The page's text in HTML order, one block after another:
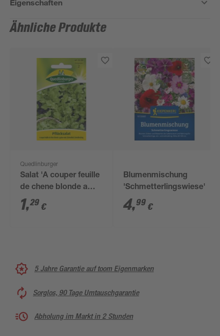
Eigenschaften
Ähnliche Produkte
Quedlinburger
Salat 'A couper feuille
de chene blonde a
graine noire'
1,29 €
Blumenmischung
'Schmetterlingswiese'
4,99 €
5 Jahre Garantie auf toom Eigenmarken
Sorglos, 90 Tage Umtauschgarantie
Abholung im Markt in 2 Stunden